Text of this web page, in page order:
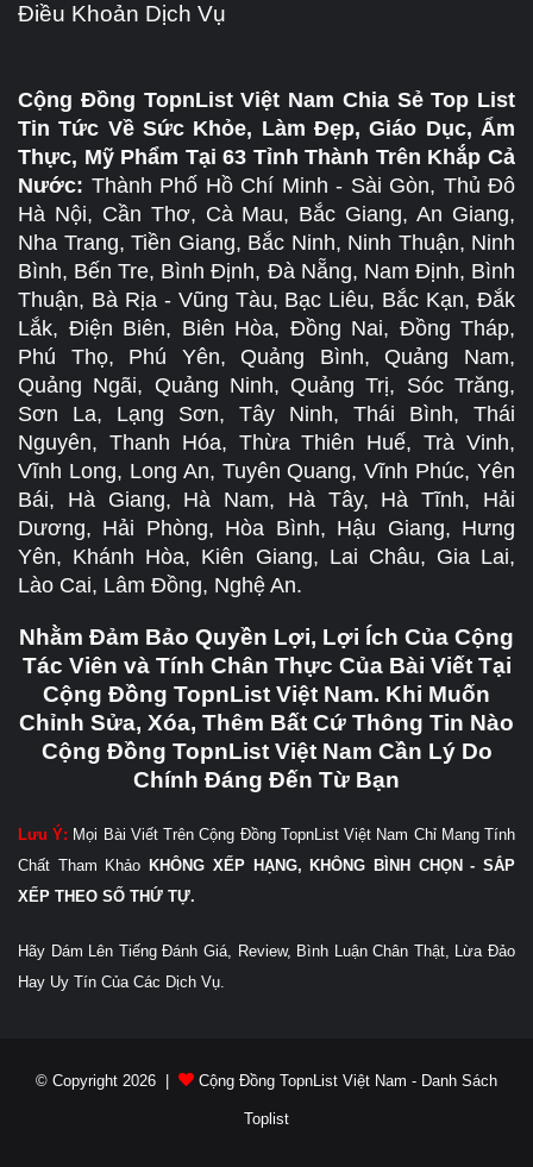
Điều Khoản Dịch Vụ
Cộng Đồng TopnList Việt Nam Chia Sẻ Top List
Tin Tức Về Sức Khỏe, Làm Đẹp, Giáo Dục, Ẩm
Thực, Mỹ Phẩm Tại 63 Tỉnh Thành Trên Khắp Cả
Nước: Thành Phố Hồ Chí Minh - Sài Gòn, Thủ Đô
Hà Nội, Cần Thơ, Cà Mau, Bắc Giang, An Giang,
Nha Trang, Tiền Giang, Bắc Ninh, Ninh Thuận, Ninh
Bình, Bến Tre, Bình Định, Đà Nẵng, Nam Định, Bình
Thuận, Bà Rịa - Vũng Tàu, Bạc Liêu, Bắc Kạn, Đắk
Lắk, Điện Biên, Biên Hòa, Đồng Nai, Đồng Tháp,
Phú Thọ, Phú Yên, Quảng Bình, Quảng Nam,
Quảng Ngãi, Quảng Ninh, Quảng Trị, Sóc Trăng,
Sơn La, Lạng Sơn, Tây Ninh, Thái Bình, Thái
Nguyên, Thanh Hóa, Thừa Thiên Huế, Trà Vinh,
Vĩnh Long, Long An, Tuyên Quang, Vĩnh Phúc, Yên
Bái, Hà Giang, Hà Nam, Hà Tây, Hà Tĩnh, Hải
Dương, Hải Phòng, Hòa Bình, Hậu Giang, Hưng
Yên, Khánh Hòa, Kiên Giang, Lai Châu, Gia Lai,
Lào Cai, Lâm Đồng, Nghệ An.
Nhằm Đảm Bảo Quyền Lợi, Lợi Ích Của Cộng
Tác Viên và Tính Chân Thực Của Bài Viết Tại
Cộng Đồng TopnList Việt Nam. Khi Muốn
Chỉnh Sửa, Xóa, Thêm Bất Cứ Thông Tin Nào
Cộng Đồng TopnList Việt Nam Cần Lý Do
Chính Đáng Đến Từ Bạn
Lưu Ý: Mọi Bài Viết Trên Cộng Đồng TopnList Việt Nam Chỉ Mang Tính
Chất Tham Khảo KHÔNG XẾP HẠNG, KHÔNG BÌNH CHỌN - SẮP
XẾP THEO SỐ THỨ TỰ.
Hãy Dám Lên Tiếng Đánh Giá, Review, Bình Luận Chân Thật, Lừa Đảo
Hay Uy Tín Của Các Dịch Vụ.
© Copyright 2026 | Cộng Đồng TopnList Việt Nam - Danh Sách
Toplist